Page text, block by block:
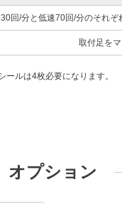
回/分と低速70回/分のそれ
取付足をマ
ルは4枚必要になります。
オプション